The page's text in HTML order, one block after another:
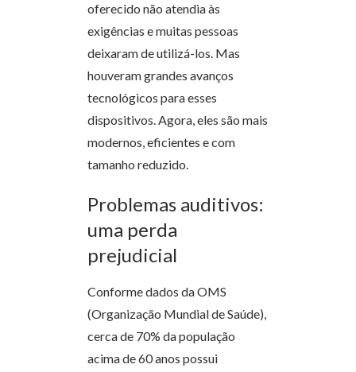
oferecido não atendia às
exigências e muitas pessoas
deixaram de utilizá-los. Mas
houveram grandes avanços
tecnológicos para esses
dispositivos. Agora, eles são mais
modernos, eficientes e com
tamanho reduzido.
Problemas auditivos:
uma perda
prejudicial
Conforme dados da OMS
(Organização Mundial de Saúde),
cerca de 70% da população
acima de 60 anos possui